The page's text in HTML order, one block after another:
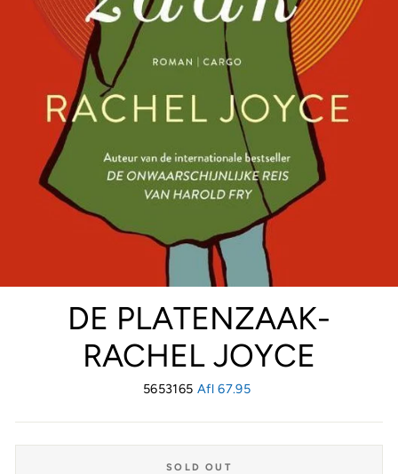
DE PLATENZAAK-
RACHEL JOYCE
5653165 Regular
Afl 67.95
SOLD OUT